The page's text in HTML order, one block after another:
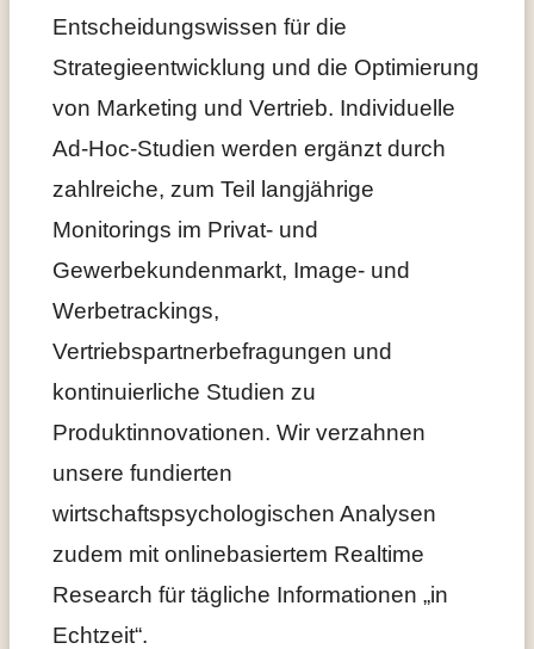
Entscheidungswissen für die
Strategieentwicklung und die Optimierung
von Marketing und Vertrieb. Individuelle
Ad-Hoc-Studien werden ergänzt durch
zahlreiche, zum Teil langjährige
Monitorings im Privat- und
Gewerbekundenmarkt, Image- und
Werbetrackings,
Vertriebspartnerbefragungen und
kontinuierliche Studien zu
Produktinnovationen. Wir verzahnen
unsere fundierten
wirtschaftspsychologischen Analysen
zudem mit onlinebasiertem Realtime
Research für tägliche Informationen „in
Echtzeit“.